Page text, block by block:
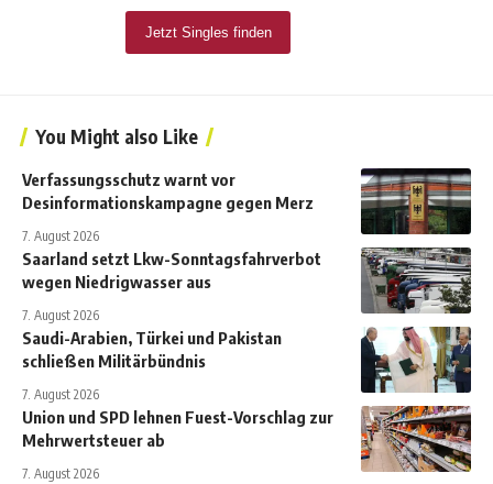
You Might also Like
Verfassungsschutz warnt vor
Desinformationskampagne gegen Merz
7. August 2026
Saarland setzt Lkw-Sonntagsfahrverbot
wegen Niedrigwasser aus
7. August 2026
Saudi-Arabien, Türkei und Pakistan
schließen Militärbündnis
7. August 2026
Union und SPD lehnen Fuest-Vorschlag zur
Mehrwertsteuer ab
7. August 2026